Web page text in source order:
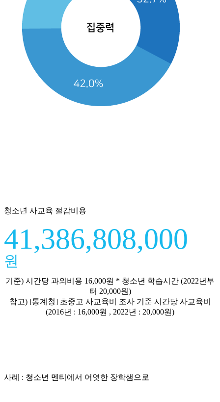
청소년 사교육 절감비용
41,386,808,000
원
기준) 시간당 과외비용 16,000원 * 청소년 학습시간 (2022년부
터 20,000원)
참고) [통계청] 초중고 사교육비 조사 기준 시간당 사교육비
(2016년 : 16,000원 , 2022년 : 20,000원)
사례 : 청소년 멘티에서 어엿한 장학샘으로